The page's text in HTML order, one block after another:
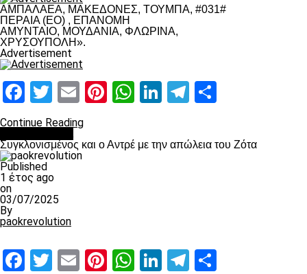
ΑΜΠΑΛΑΕΑ, ΜΑΚΕΔΟΝΕΣ, ΤΟΥΜΠΑ, #031#
ΠΕΡΑΙΑ (ΕΟ) , ΕΠΑΝΟΜΗ
ΑΜΥΝΤΑΙΟ, ΜΟΥΔΑΝΙΑ, ΦΛΩΡΙΝΑ,
ΧΡΥΣΟΥΠΟΛΗ».
Advertisement
Facebook
Twitter
EmailPinterest
WhatsApp
LinkedIn
Telegram
Continue Reading
Συγκλονισμένος και ο Αντρέ με την απώλεια του Ζότα
Published
1 έτος ago
on
03/07/2025
By
paokrevolution
Facebook
Twitter
EmailPinterest
WhatsApp
LinkedIn
Telegram